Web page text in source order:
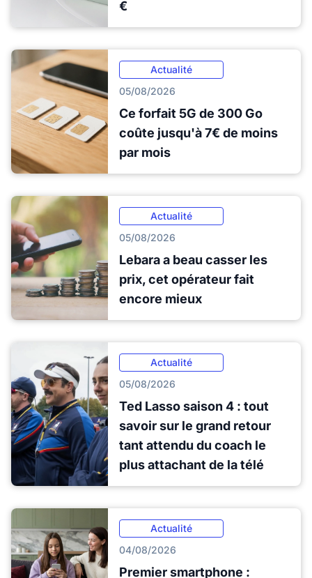
€
Actualité
05/08/2026
Ce forfait 5G de 300 Go
coûte jusqu'à 7€ de moins
par mois
Actualité
05/08/2026
Lebara a beau casser les
prix, cet opérateur fait
encore mieux
Actualité
05/08/2026
Ted Lasso saison 4 : tout
savoir sur le grand retour
tant attendu du coach le
plus attachant de la télé
Actualité
04/08/2026
Premier smartphone :